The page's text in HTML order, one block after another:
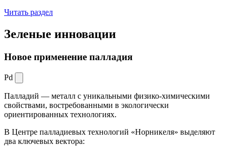
Читать раздел
Зеленые инновации
Новое применение палладия
Pd
Палладий — металл с уникальными физико-химическими
свойствами, востребованными в экологически
ориентированных технологиях.
В Центре палладиевых технологий «Норникеля» выделяют
два ключевых вектора: